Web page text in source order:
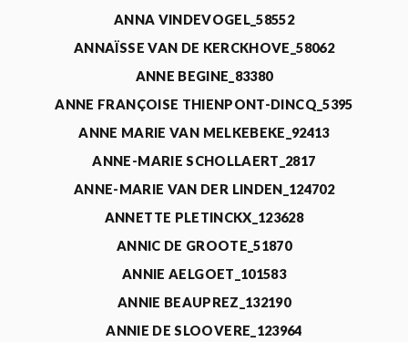
ANNA VINDEVOGEL_58552
ANNAÏSSE VAN DE KERCKHOVE_58062
ANNE BEGINE_83380
ANNE FRANÇOISE THIENPONT-DINCQ_5395
ANNE MARIE VAN MELKEBEKE_92413
ANNE-MARIE SCHOLLAERT_2817
ANNE-MARIE VAN DER LINDEN_124702
ANNETTE PLETINCKX_123628
ANNIC DE GROOTE_51870
ANNIE AELGOET_101583
ANNIE BEAUPREZ_132190
ANNIE DE SLOOVERE_123964